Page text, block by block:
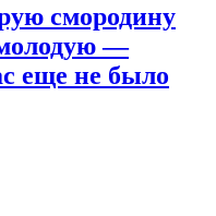
смородину
—
еще не было